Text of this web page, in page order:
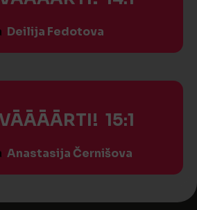
Deilija Fedotova
15:1
Anastasija Černišova